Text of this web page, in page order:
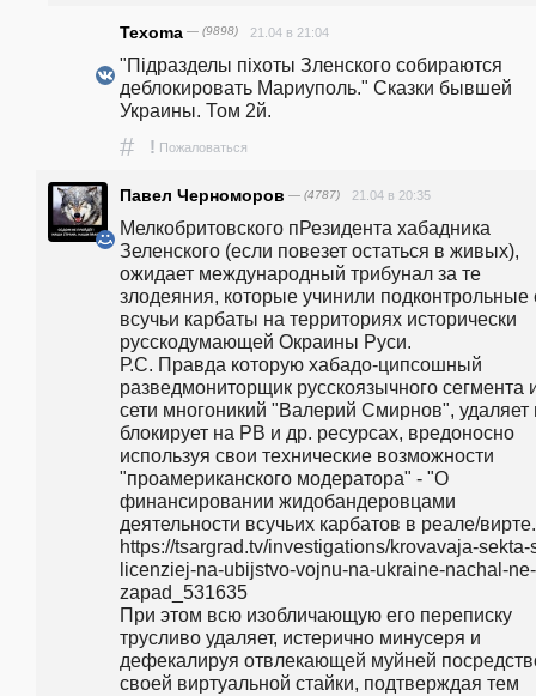
Texoma — (9898) 21.04 в 21:04
"Пiдразделы пiхоты Зленского собираются
деблокировать Мариуполь." Сказки бывшей
Украины. Том 2й.
# ! Пожаловаться
Павел Черноморов — (4787) 21.04 в 20:35
Мелкобритовского пРезидента хабадника
Зеленского (если повезет остаться в живых),
ожидает международный трибунал за те
злодеяния, которые учинили подконтрольные
всучьи карбаты на территориях исторически
русскодумающей Окраины Руси.
Р.С. Правда которую хабадо-ципсошный
разведмониторщик русскоязычного сегмента
сети многоникий "Валерий Смирнов", удаляет
блокирует на РВ и др. ресурсах, вредоносно
используя свои технические возможности
"проамериканского модератора" - "О
финансировании жидобандеровцами
деятельности всучьих карбатов в реале/
https://tsargrad.tv/investigations/krovavaja-sekta-
licenziej-na-ubijstvo-vojnu-na-ukraine-nachal-ne-
zapad_531635
При этом всю изобличающую его переписку
трусливо удаляет, истерично минусеря и
дефекалируя отвлекающей муйней
своей виртуальной стайки, подтверждая тем